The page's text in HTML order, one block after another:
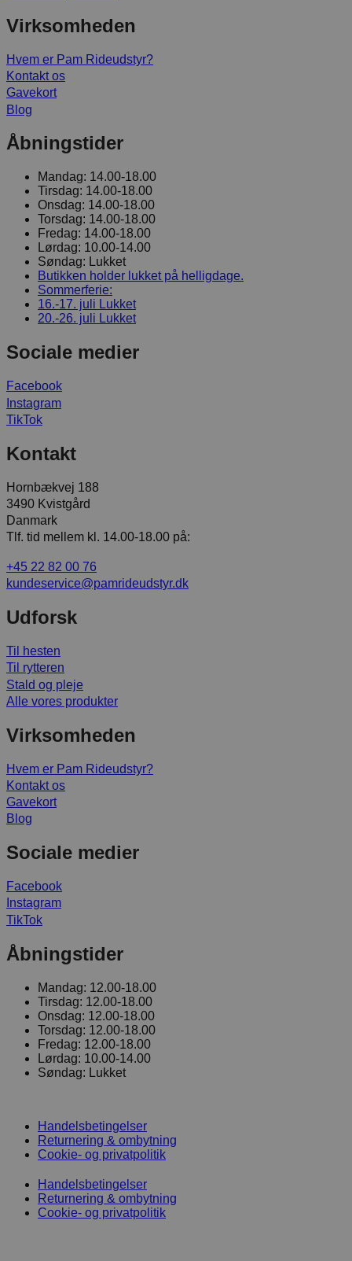
Virksomheden
Hvem er Pam Rideudstyr?
Kontakt os
Gavekort
Blog
Åbningstider
Mandag: 14.00-18.00
Tirsdag: 14.00-18.00
Onsdag: 14.00-18.00
Torsdag: 14.00-18.00
Fredag: 14.00-18.00
Lørdag: 10.00-14.00
Søndag: Lukket
Butikken holder lukket på helligdage.
Sommerferie:
16.-17. juli Lukket
20.-26. juli Lukket
Sociale medier
Facebook
Instagram
TikTok
Kontakt
Hornbækvej 188
3490 Kvistgård
Danmark
Tlf. tid mellem kl. 14.00-18.00 på:
+45 22 82 00 76
kundeservice@pamrideudstyr.dk
Udforsk
Til hesten
Til rytteren
Stald og pleje
Alle vores produkter
Virksomheden
Hvem er Pam Rideudstyr?
Kontakt os
Gavekort
Blog
Sociale medier
Facebook
Instagram
TikTok
Åbningstider
Mandag: 12.00-18.00
Tirsdag: 12.00-18.00
Onsdag: 12.00-18.00
Torsdag: 12.00-18.00
Fredag: 12.00-18.00
Lørdag: 10.00-14.00
Søndag: Lukket
Handelsbetingelser
Returnering & ombytning
Cookie- og privatpolitik
Handelsbetingelser
Returnering & ombytning
Cookie- og privatpolitik